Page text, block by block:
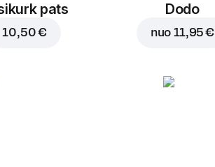
pats
10,50 €
Dodo
nuo 11,95 €